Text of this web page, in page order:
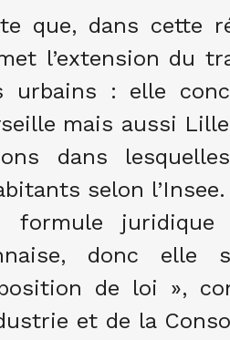
que, dans cette
l’extension du
urbains : elle
mais aussi
dans
selon
formule juridique
donc elle
de loi »,
et de la